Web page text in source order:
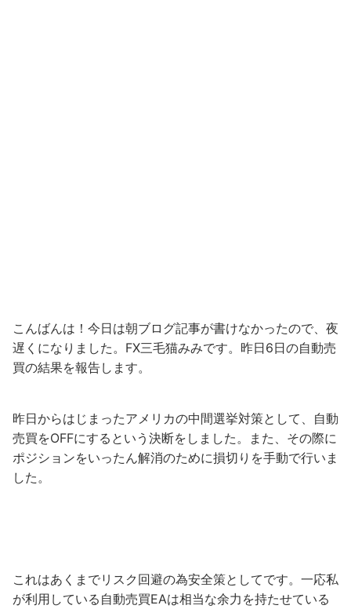
こんばんは！今日は朝ブログ記事が書けなかったので、夜
遅くになりました。FX三毛猫みみです。昨日6日の自動売
買の結果を報告します。
昨日からはじまったアメリカの中間選挙対策として、自動
売買をOFFにするという決断をしました。また、その際に
ポジションをいったん解消のために損切りを手動で行いま
した。
これはあくまでリスク回避の為安全策としてです。一応私
が利用している自動売買EAは相当な余力を持たせている